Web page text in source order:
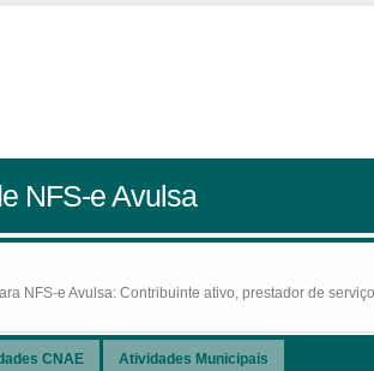
NFS-e Avulsa
NFS-e Avulsa: Contribuinte ativo, prestador de
CNAE Atividades Municipais